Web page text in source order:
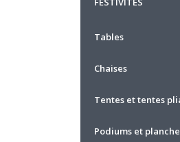
Tables
Chaises
Tentes et tentes
Podiums et